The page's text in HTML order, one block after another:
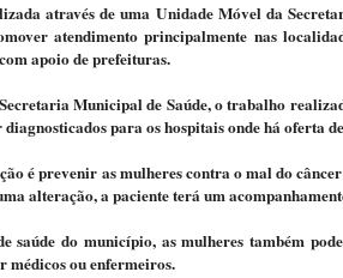
através de uma Unidade Móvel da
atendimento principalmente nas
apoio de prefeituras.
Municipal de Saúde, o trabalho
diagnosticados para os hospitais onde há oferta
é prevenir as mulheres contra o mal do
alteração, a paciente terá um
saúde do município, as mulheres também
médicos ou enfermeiros.